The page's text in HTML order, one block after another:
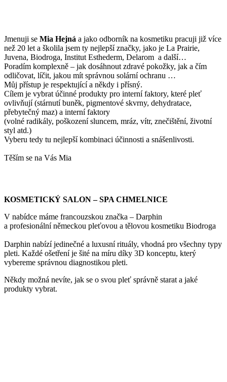
Jmenuji se Mia Hejná a jako odborník na kosmetiku pracuji již více
než 20 let a školila jsem ty nejlepší značky, jako je La Prairie,
Juvena, Biodroga, Institut Esthederm, Delarom a další…
Poradím komplexně – jak dosáhnout zdravé pokožky, jak a čím
odličovat, líčit, jakou mít správnou solární ochranu …
Můj přístup je respektující a někdy i přísný.
Cílem je vybrat účinné produkty pro interní faktory, které pleť
ovlivňují (stárnutí buněk, pigmentové skvrny, dehydratace,
přebytečný maz) a interní faktory
(volné radikály, poškození sluncem, mráz, vítr, znečištění, životní
styl atd.)
Vyberu tedy tu nejlepší kombinaci účinnosti a snášenlivosti.
Těším se na Vás Mia
KOSMETICKÝ SALON – SPA CHMELNICE
V nabídce máme francouzskou značka – Darphin
a profesionální německou pleťovou a tělovou kosmetiku Biodroga
Darphin nabízí jedinečné a luxusní rituály, vhodná pro všechny typy
pleti. Každé ošetření je šité na míru díky 3D konceptu, který
vybereme správnou diagnostikou pleti.
Někdy možná nevíte, jak se o svou pleť správně starat a jaké
produkty vybrat.